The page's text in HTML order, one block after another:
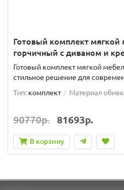
Готовый комплект мягкой
горчичный с диваном и
Готовый комплект мягкой
стильное решение для
Тип: комплект Материал
90770р. 81693р.
В корзину